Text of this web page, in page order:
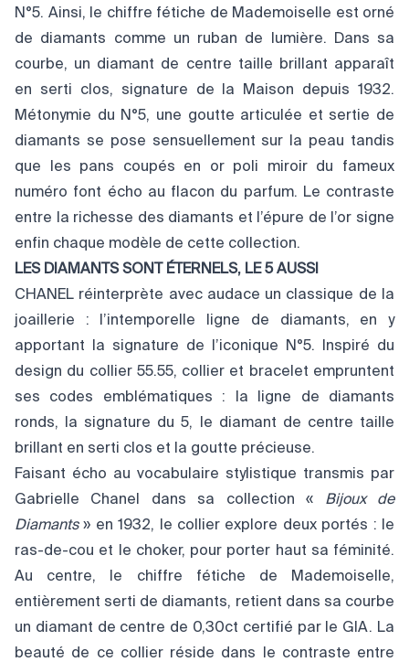
N°5. Ainsi, le chiffre fétiche de Mademoiselle est orné
de diamants comme un ruban de lumière. Dans sa
courbe, un diamant de centre taille brillant apparaît
en serti clos, signature de la Maison depuis 1932.
Métonymie du N°5, une goutte articulée et sertie de
diamants se pose sensuellement sur la peau tandis
que les pans coupés en or poli miroir du fameux
numéro font écho au flacon du parfum. Le contraste
entre la richesse des diamants et l’épure de l’or signe
enfin chaque modèle de cette collection.
LES DIAMANTS SONT ÉTERNELS, LE 5 AUSSI
CHANEL réinterprète avec audace un classique de la
joaillerie : l’intemporelle ligne de diamants, en y
apportant la signature de l’iconique N°5. Inspiré du
design du collier 55.55, collier et bracelet empruntent
ses codes emblématiques : la ligne de diamants
ronds, la signature du 5, le diamant de centre taille
brillant en serti clos et la goutte précieuse.
Faisant écho au vocabulaire stylistique transmis par
Gabrielle Chanel dans sa collection « Bijoux de
Diamants» en 1932, le collier explore deux portés : le
ras-de-cou et le choker, pour porter haut sa féminité.
Au centre, le chiffre fétiche de Mademoiselle,
entièrement serti de diamants, retient dans sa courbe
un diamant de centre de 0,30ct certifié par le GIA. La
beauté de ce collier réside dans le contraste entre